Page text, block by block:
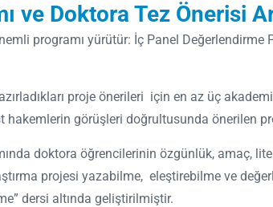
ve Doktora Tez Önerisi
programı yürütür: İç Panel Değerlendirme
proje önerileri için en az üç
görüşleri doğrultusunda önerilen
doktora öğrencilerinin özgünlük, amaç,
projesi yazabilme, eleştirebilme ve
dersi altında geliştirilmiştir.